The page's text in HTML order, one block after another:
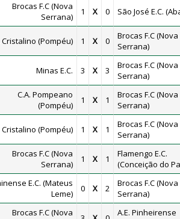
Brocas F.C (Nova
Serrana)
1 X 0 São José E.C.
Cristalino (Pompéu) 1 X 0
Brocas F.C (Nova
Serrana)
Minas E.C. 3 X 3
Brocas F.C (Nova
Serrana)
C.A. Pompeano
(Pompéu)
1 X 1
Brocas F.C (Nova
Serrana)
Cristalino (Pompéu) 1 X 1
Brocas F.C (Nova
Serrana)
Brocas F.C (Nova
Serrana)
1 X 1
Flamengo E.C.
(Conceição do
E.C. (Mateus
Leme)
0 X 2
Brocas F.C (Nova
Serrana)
Brocas F.C (Nova
A.E. Pinheirense